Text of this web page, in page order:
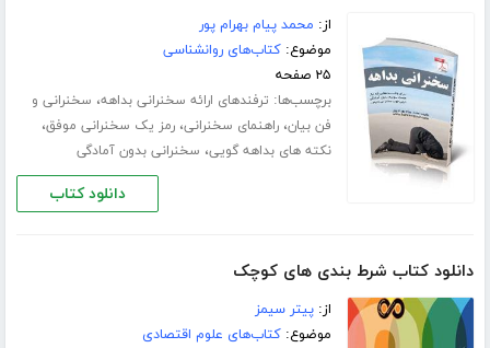
از: محمد پیام بهرام پور
موضوع:کتاب‌های روانشناسی
۲۵ صفحه
برچسب‌ها: ترفندهای ارائه سخنرانی بداهه، سخنرانی و
فن بیان،راهنمای سخنرانی،رمز یک سخنرانی موفق،
نکته های بداهه گویی، سخنرانی بدون آمادگی
دانلود کتاب
دانلود کتاب شرط بندی های کوچک
از:پیتر سیمز
موضوع:کتاب‌های علوم اقتصادی